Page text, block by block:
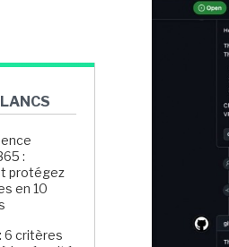
:
protégez
en 10
6 critères